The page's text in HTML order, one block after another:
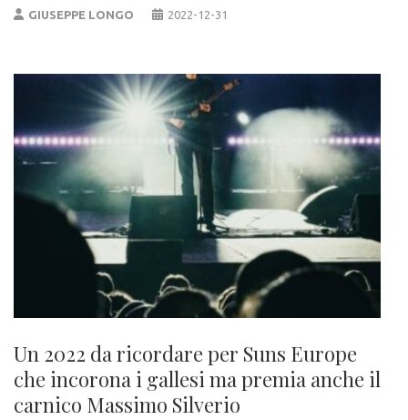
GIUSEPPE LONGO 2022-12-31
Un 2022 da ricordare per Suns Europe
che incorona i gallesi ma premia anche il
carnico Massimo Silverio